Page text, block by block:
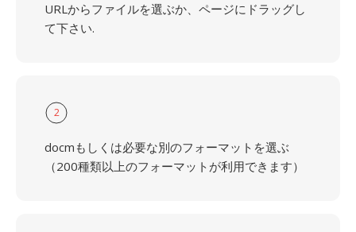
URLからファイルを選ぶか、ページにドラッグし
て下さい.
2
docmもしくは必要な別のフォーマットを選ぶ
（200種類以上のフォーマットが利用できます）